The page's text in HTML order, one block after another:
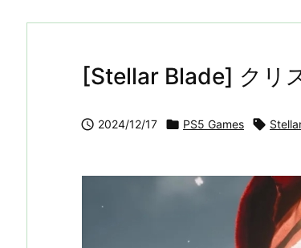
[Stellar Blade] クリ
 2024/12/17  PS5 Games 